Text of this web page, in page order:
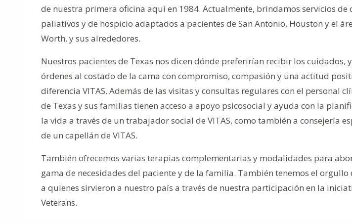
de nuestra primera oficina aquí en 1984. Actualmente, brindamos servicios de
paliativos y de hospicio adaptados a pacientes de San Antonio, Houston y el
Worth, y sus alrededores.
Nuestros pacientes de Texas nos dicen dónde preferirían recibir los cuidados,
órdenes al costado de la cama con compromiso, compasión y una actitud
diferencia VITAS. Además de las visitas y consultas regulares con el personal
de Texas y sus familias tienen acceso a apoyo psicosocial y ayuda con la
la vida a través de un trabajador social de VITAS, como también a consejería
de un capellán de VITAS.
También ofrecemos varias terapias complementarias y modalidades para
gama de necesidades del paciente y de la familia. También tenemos el orgullo
a quienes sirvieron a nuestro país a través de nuestra participación en la
Veterans.